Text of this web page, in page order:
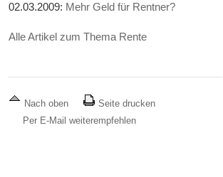
02.03.2009: Mehr Geld für Rentner?
Alle Artikel zum Thema Rente
Nach oben
Seite drucken
Per E-Mail weiterempfehlen